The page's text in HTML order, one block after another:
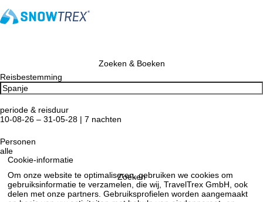
Cookie-informatie
Om onze website te optimaliseren, gebruiken we cookies om
gebruiksinformatie te verzamelen, die wij, TravelTrex GmbH, ook
delen met onze partners. Gebruiksprofielen worden aangemaakt
Zoeken & Boeken
Reisbestemming
periode & reisduur
10-08-26 – 31-05-28 | 7 nachten
Personen
alle
Zoeken